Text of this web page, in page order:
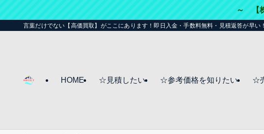
～ 【
言葉だけでない【高価買取】がここにあります！即日入金・手数料無料・見積返答が早
HOME ☆見積したい ☆参考価格を知りたい ☆